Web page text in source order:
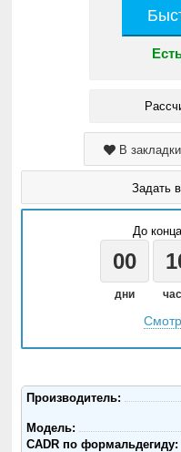
В закладки
Задать
До
00
дни
Производитель:
Модель:
CADR по